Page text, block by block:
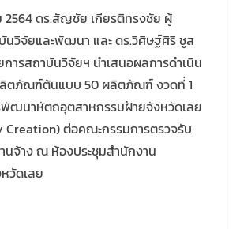
2564 ดร.สัญชัย เกียรติทรงชัย ผู้
นวิจัยและพัฒนา และ ดร.วิศิษฐ์ศิริ ชูส
ารสถาบันวิจัยฯ นำเสนอผลการดำเนิน
ตภัณฑ์ต้นแบบ 50 ผลิตภัณฑ์ งวดที่ 1
พัฒนาหัตถอุตสาหกรรมฝ้ายจังหวัดเลย
Creation) ต่อคณะกรรมการตรวจรับ
จ้าง ณ ห้องประชุมสำนักงาน
วัดเลย